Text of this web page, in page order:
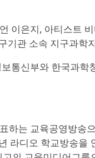
이은지, 아티스트
기관 소속 지구과
보통신부와 한국과
하는 교육공영방
라디오 학교방송